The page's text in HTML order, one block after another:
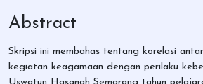
Abstract
Skripsi ini membahas tentang korelasi
kegiatan keagamaan dengan perilaku